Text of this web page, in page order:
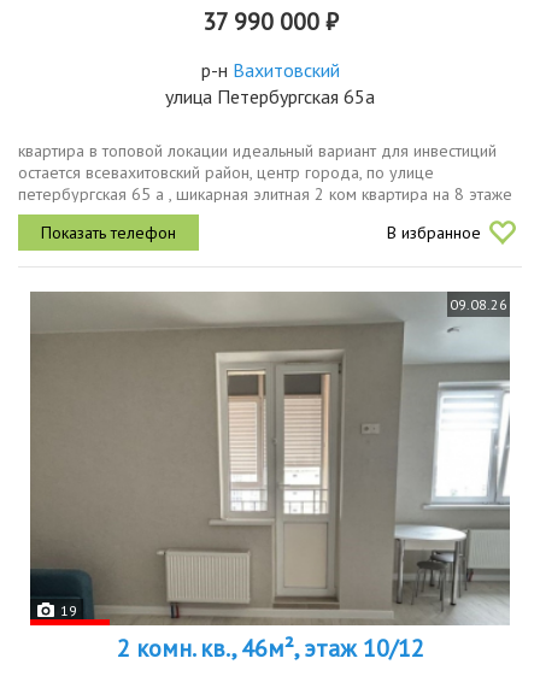
37 990 000 ₽
р-н Вахитовский
улица Петербургская 65а
квартира в топовой локации идеальный вариант для инвестиций
остается всевахитовский район, центр города, по улице
петербургская 65 а , шикарная элитная 2 ком квартира на 8 этаже
19 этажного дома уютная однокомнатная квартира общей
площадью 81.8 кв...
В избранное
09.08.26
19
2 комн. кв., 46м², этаж 10/12